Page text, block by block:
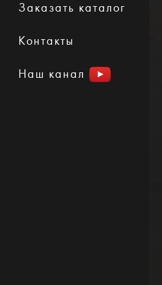
Заказать каталог
Контакты
Наш канал